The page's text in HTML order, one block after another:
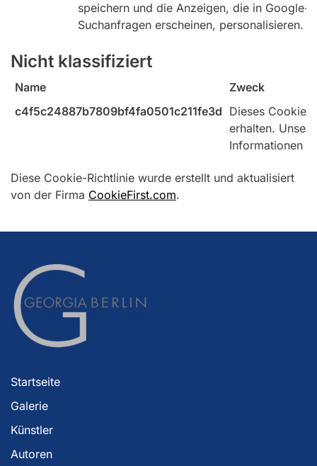
speichern und die Anzeigen, die in Google-
Suchanfragen erscheinen, personalisieren.
Nicht klassifiziert
Name
Zweck
c4f5c24887b7809bf4fa0501c211fe3d Dieses Cookie
erhalten. Unser
Informationen
Diese Cookie-Richtlinie wurde erstellt und aktualisiert
von der Firma CookieFirst.com.
Startseite
Galerie
Künstler
Autoren